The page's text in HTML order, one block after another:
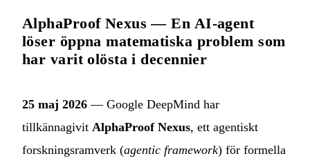
AlphaProof Nexus — En AI-agent
löser öppna matematiska problem som
har varit olösta i decennier
25 maj 2026 — Google DeepMind har
tillkännagivit AlphaProof Nexus, ett agentiskt
forskningsramverk (agentic framework) för formella